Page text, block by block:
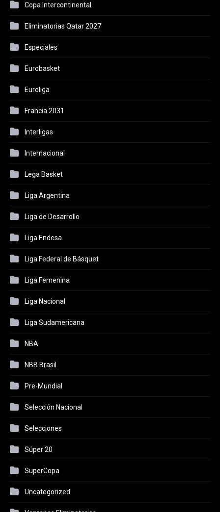
Copa Intercontinental
Eliminatorias Qatar 2027
Especiales
Eurobasket
Euroliga
Francia 2031
Interligas
Internacional
Lega Basket
Liga Argentina
Liga de Desarrollo
Liga Endesa
Liga Federal de Básquet
Liga Femenina
Liga Nacional
Liga Sudamericana
NBA
NBB Brasil
Pre-Mundial
Selección Nacional
Selecciones
Súper 20
SuperCopa
Uncategorized